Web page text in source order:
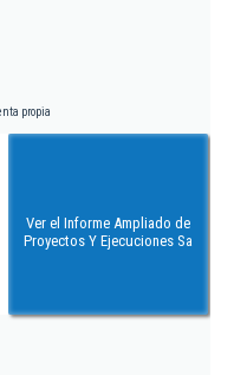
propia
Ver el Informe Ampliado de
Proyectos Y Ejecuciones Sa